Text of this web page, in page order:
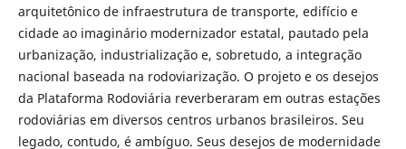
arquitetônico de infraestrutura de transporte, edifício e
cidade ao imaginário modernizador estatal, pautado pela
urbanização, industrialização e, sobretudo, a integração
nacional baseada na rodoviarização. O projeto e os desejos
da Plataforma Rodoviária reverberaram em outras estações
rodoviárias em diversos centros urbanos brasileiros. Seu
legado, contudo, é ambíguo. Seus desejos de modernidade